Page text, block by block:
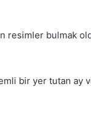
resimler bulmak
bir yer tutan ay